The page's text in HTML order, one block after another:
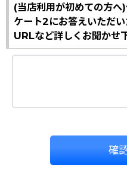
(当店利用が初めての方へ
ケート2にお答えいただ
URLなど詳しくお聞かせ
確